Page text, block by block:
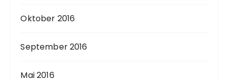
Oktober 2016
September 2016
Mai 2016